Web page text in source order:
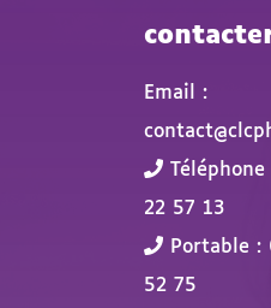
Email :
Téléphone
22 57 13
Portable :
52 75